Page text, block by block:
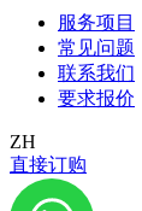
服务项目
常见问题
联系我们
要求报价
ZH
直接订购
Beglaubigte
und offiziellen
geschäftlichen
benötigt und
Umgang können
eine bessere
erzeugen.